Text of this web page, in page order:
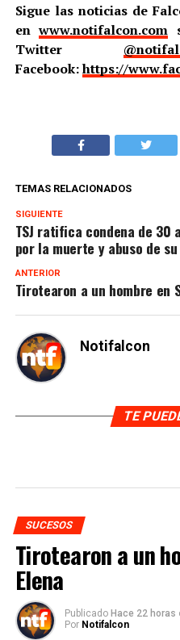
Sigue las noticias de
enwww.notifalcon.com
Twitter
Facebook:https://
TEMAS RELACIONADOS
SIGUIENTE
TSJ ratifica condena de 30
por la muerte y abuso de
ANTERIOR
Tirotearon a un hombre en
Notifalcon
TE
SUCESOS
Tirotearon a un
Elena
Publicado Hace 22 horas
Por Notifalcon